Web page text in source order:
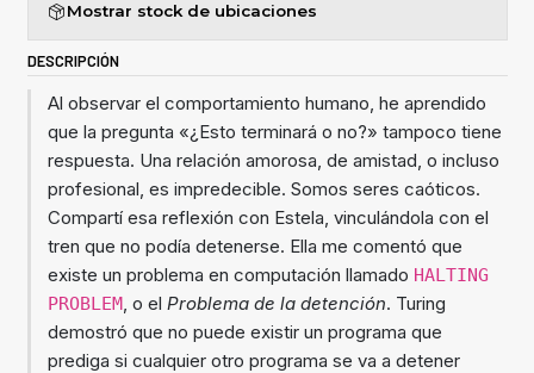
Mostrar stock de ubicaciones
DESCRIPCIÓN
Al observar el comportamiento humano, he aprendido
que la pregunta «¿Esto terminará o no?» tampoco tiene
respuesta. Una relación amorosa, de amistad, o incluso
profesional, es impredecible. Somos seres caóticos.
Compartí esa reflexión con Estela, vinculándola con el
tren que no podía detenerse. Ella me comentó que
existe un problema en computación llamado HALTING
PROBLEM, o el Problema de la detención. Turing
demostró que no puede existir un programa que
prediga si cualquier otro programa se va a detener